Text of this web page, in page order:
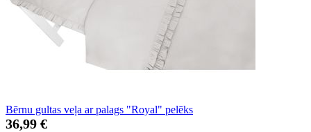
Bērnu gultas veļa ar palags "Royal" pelēks
36,99 €